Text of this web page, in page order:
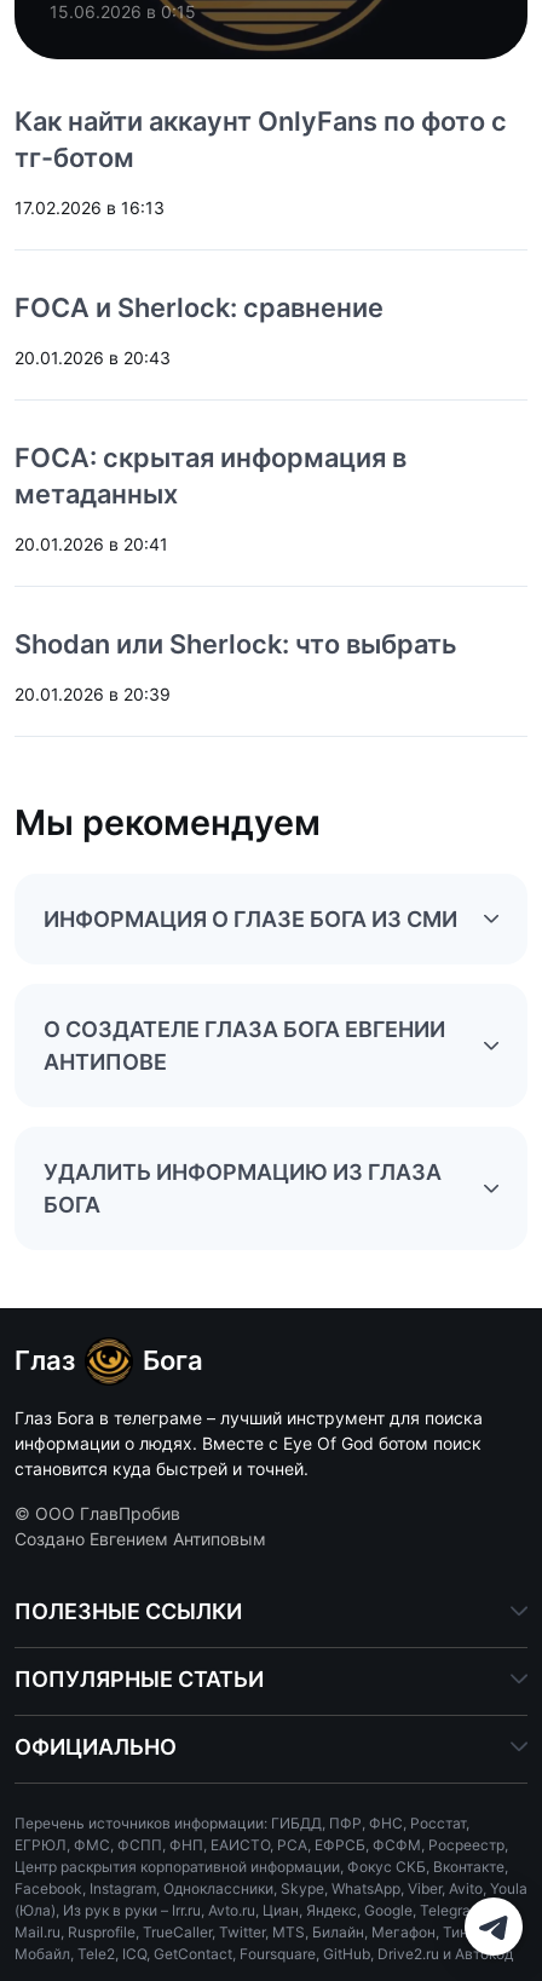
15.06.2026 в 0:15
Как найти аккаунт OnlyFans по фото с
тг-ботом
17.02.2026 в 16:13
FOCA и Sherlock: сравнение
20.01.2026 в 20:43
FOCA: скрытая информация в
метаданных
20.01.2026 в 20:41
Shodan или Sherlock: что выбрать
20.01.2026 в 20:39
Мы рекомендуем
ИНФОРМАЦИЯ О ГЛАЗЕ БОГА ИЗ СМИ
О СОЗДАТЕЛЕ ГЛАЗА БОГА ЕВГЕНИИ
АНТИПОВЕ
УДАЛИТЬ ИНФОРМАЦИЮ ИЗ ГЛАЗА
БОГА
Глаз Бога
Глаз Бога в телеграме – лучший инструмент для поиска
информации о людях. Вместе с Eye Of God ботом поиск
становится куда быстрей и точней.
© ООО ГлавПробив
Создано Евгением Антиповым
ПОЛЕЗНЫЕ ССЫЛКИ
ПОПУЛЯРНЫЕ СТАТЬИ
ОФИЦИАЛЬНО
Перечень источников информации: ГИБДД, ПФР, ФНС, Росстат,
ЕГРЮЛ, ФМС, ФСПП, ФНП, ЕАИСТО, РСА, ЕФРСБ, ФСФМ, Росреестр,
Центр раскрытия корпоративной информации, Фокус СКБ, Вконтакте,
Facebook, Instagram, Одноклассники, Skype, WhatsApp, Viber, Avito, Youla
(Юла), Из рук в руки – Irr.ru, Avto.ru, Циан, Яндекс, Google, Telegram,
Mail.ru, Rusprofile, TrueCaller, Twitter, MTS, Билайн, Мегафон, Тинькофф
Мобайл, Tele2, ICQ, GetContact, Foursquare, GitHub, Drive2.ru и Автокод